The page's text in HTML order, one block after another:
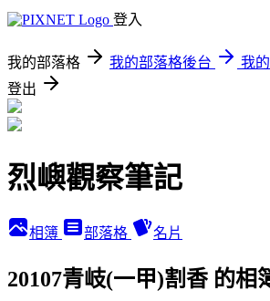
登入
我的部落格 我的部落格後台
我
登出
烈嶼觀察筆記
相簿 部落格 名片
20107青岐(一甲)割香 的相